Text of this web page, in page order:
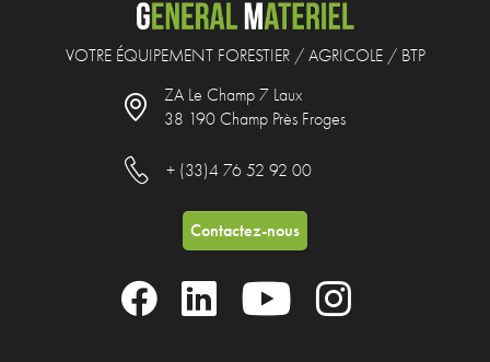
VOTRE ÉQUIPEMENT FORESTIER / AGRICOLE / BTP
ZA Le Champ 7 Laux
38 190 Champ Près Froges
+ (33)4 76 52 92 00
Contactez-nous